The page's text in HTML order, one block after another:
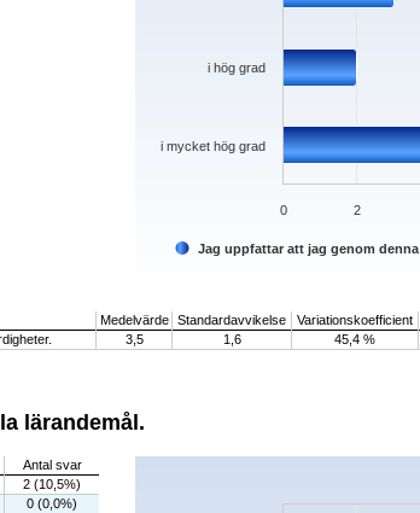
Jag uppfattar att jag genom
i mycket hög grad
i hög grad
0 2
Medelvärde
Standardavvikelse Variationskoefficient
3,5 1,6 45,4 %
lärandemål.
Antal svar
2 (10,5%)
0 (0,0%)
Chart
The chart has 1 X axis displaying categories.